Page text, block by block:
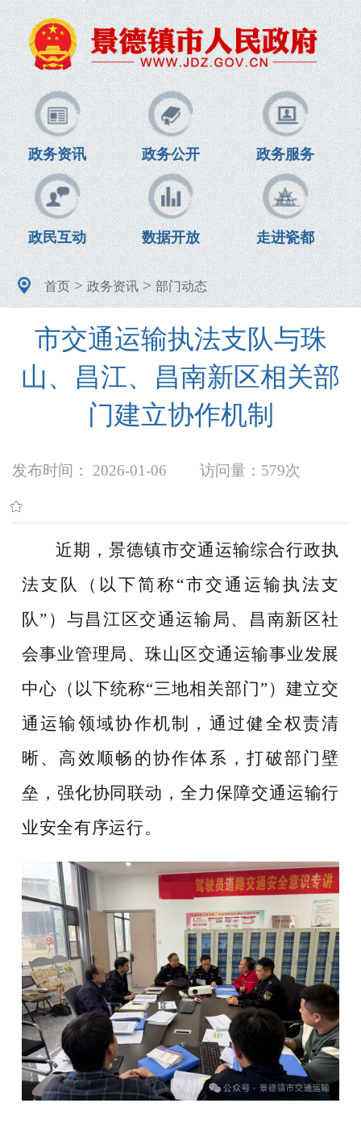
政务资讯 政务公开 政务服务
政民互动 数据开放 走进瓷都
首页>政务资讯>部门动态
市交通运输执法支队与珠
山、昌江、昌南新区相关部
门建立协作机制
发布时间： 2026-01-06 访问量： 579次
近期，景德镇市交通运输综合行政执
法支队（以下简称“市交通运输执法支
队”）与昌江区交通运输局、昌南新区社
会事业管理局、珠山区交通运输事业发展
中心（以下统称“三地相关部门”）建立交
通运输领域协作机制，通过健全权责清
晰、高效顺畅的协作体系，打破部门壁
垒，强化协同联动，全力保障交通运输行
业安全有序运行。